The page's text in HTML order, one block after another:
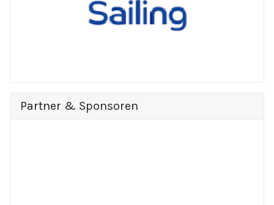
Partner & Sponsoren